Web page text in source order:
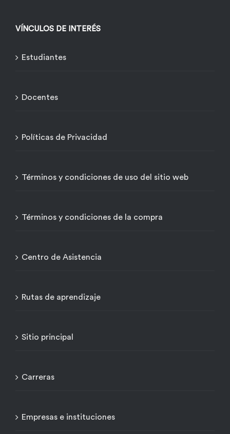
VÍNCULOS DE INTERÉS
Estudiantes
Docentes
Políticas de Privacidad
Términos y condiciones de uso del sitio web
Términos y condiciones de la compra
Centro de Asistencia
Rutas de aprendizaje
Sitio principal
Carreras
Empresas e instituciones